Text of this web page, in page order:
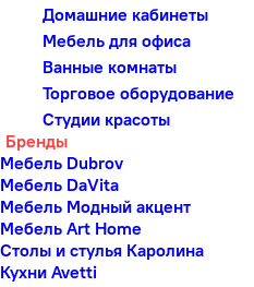
Домашние кабинеты
Мебель для офиса
Ванные комнаты
Торговое оборудование
Студии красоты
Бренды
Мебель Dubrov
Мебель DaVita
Мебель Модный акцент
Мебель Art Home
Столы и стулья Каролина
Кухни Avetti